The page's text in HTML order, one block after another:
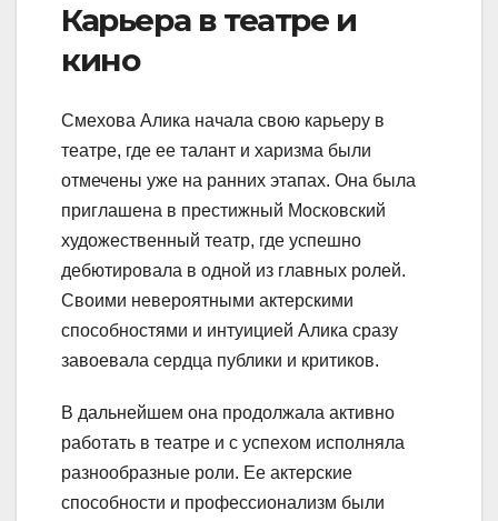
Карьера в театре и
кино
Смехова Алика начала свою карьеру в
театре, где ее талант и харизма были
отмечены уже на ранних этапах. Она была
приглашена в престижный Московский
художественный театр, где успешно
дебютировала в одной из главных ролей.
Своими невероятными актерскими
способностями и интуицией Алика сразу
завоевала сердца публики и критиков.
В дальнейшем она продолжала активно
работать в театре и с успехом исполняла
разнообразные роли. Ее актерские
способности и профессионализм были